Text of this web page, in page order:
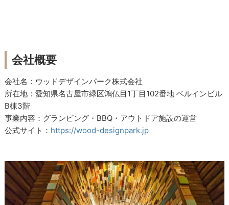
会社概要
会社名：ウッドデザインパーク株式会社
所在地：愛知県名古屋市緑区鴻仏目1丁目102番地 ベルインビル
B棟3階
事業内容：グランピング・BBQ・アウトドア施設の運営
公式サイト： https://wood-designpark.jp